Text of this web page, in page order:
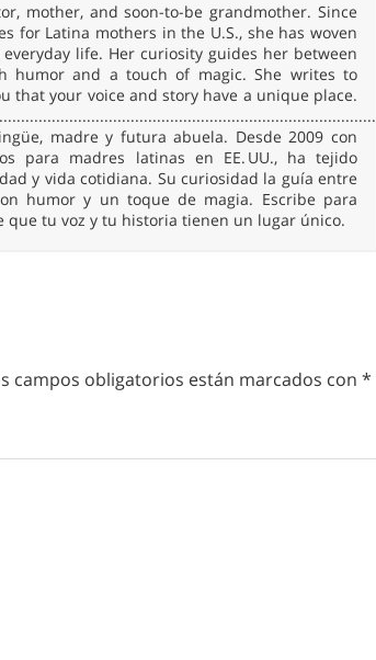
mother, and soon-to-be grandmother. Since
for Latina mothers in the U.S., she has woven
life. Her curiosity guides her between
humor and a touch of magic. She writes to
that your voice and story have a unique place.
madre y futura abuela. Desde 2009 con
para madres latinas en EE. UU., ha tejido
y vida cotidiana. Su curiosidad la guía entre
humor y un toque de magia. Escribe para
tu voz y tu historia tienen un lugar único.
campos obligatorios están marcados con *